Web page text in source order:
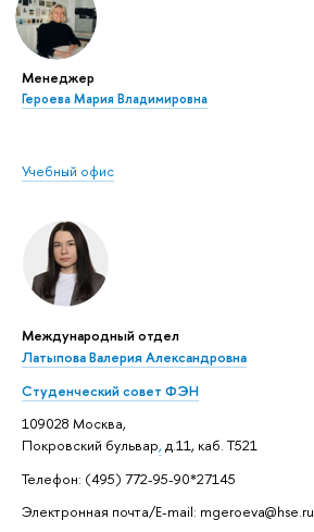
Менеджер
Героева Мария Владимировна
Учебный офис
Международный отдел
Латыпова Валерия Александровна
Студенческий совет ФЭН
109028 Москва,
Покровский бульвар, д.11, каб. Т521
Телефон: (495) 772-95-90*27145
Электронная почта/E-mail: mgeroeva@hse.ru